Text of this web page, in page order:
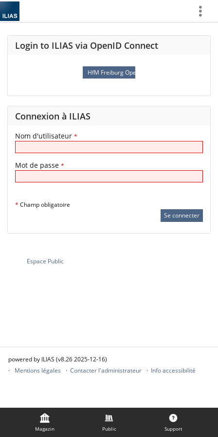
Magazin Public Support
Login to ILIAS via OpenID Connect
HfM Freiburg OpenID Connect
Connexion à ILIAS
Nom d'utilisateur *
Mot de passe *
* Champ obligatoire
Espace Public
powered by ILIAS (v8.26 2025-12-16)
Mentions légales
Contacter l'administrateur Info accessibilité